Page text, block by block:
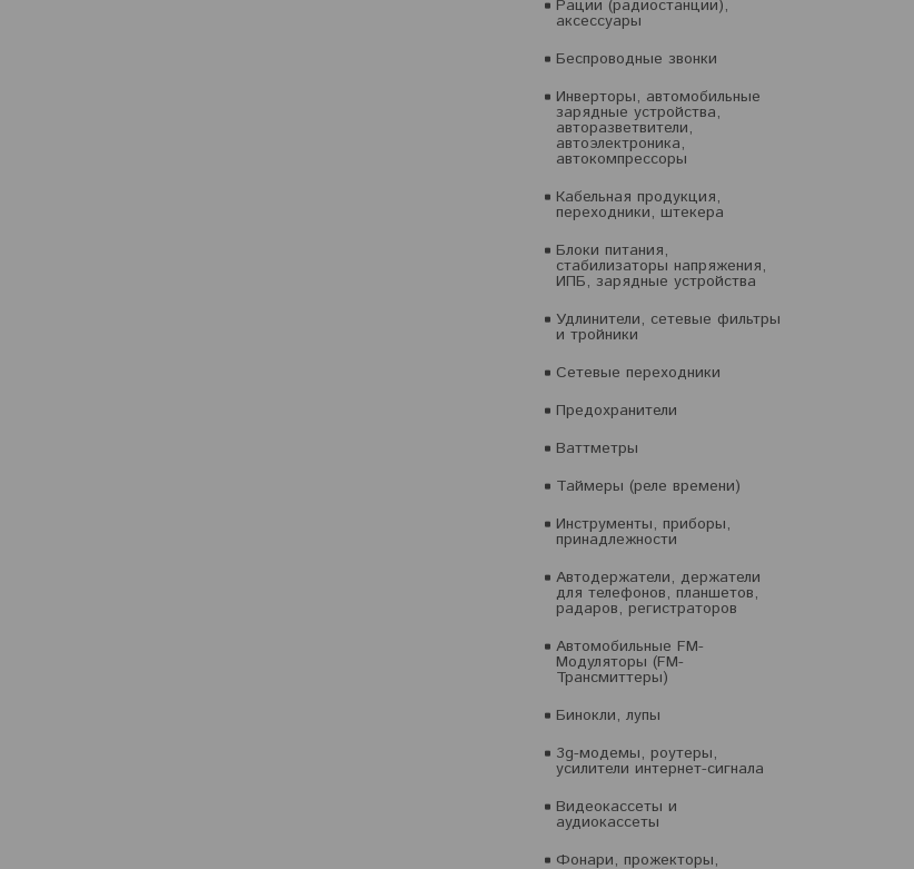
Рации (радиостанции),
аксессуары
Беспроводные звонки
Инверторы, автомобильные
зарядные устройства,
авторазветвители,
автоэлектроника,
автокомпрессоры
Кабельная продукция,
переходники, штекера
Блоки питания,
стабилизаторы напряжения,
ИПБ, зарядные устройства
Удлинители, сетевые фильтры
и тройники
Сетевые переходники
Предохранители
Ваттметры
Таймеры (реле времени)
Инструменты, приборы,
принадлежности
Автодержатели, держатели
для телефонов, планшетов,
радаров, регистраторов
Автомобильные FM-
Модуляторы (FM-
Трансмиттеры)
Бинокли, лупы
3g-модемы, роутеры,
усилители интернет-сигнала
Видеокассеты и
аудиокассеты
Фонари, прожекторы,